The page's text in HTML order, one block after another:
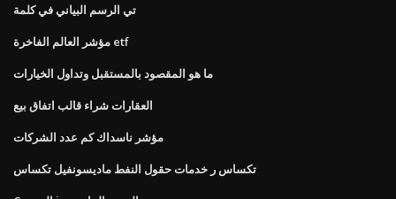
تي الرسم البياني في كلمة
مؤشر العالم الفاخرة etf
ما هو المقصود بالمستقبل وتداول الخيارات
العقارات شراء قالب اتفاق بيع
مؤشر ناسداك كم عدد الشركات
تكساس ر خدمات حقول النفط ماديسونفيل تكساس